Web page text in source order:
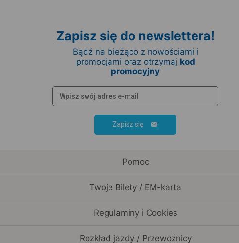
Zapisz się do newslettera!
Bądź na bieżąco z nowościami i
promocjami oraz otrzymaj kod
promocyjny
Zapisz się
Pomoc
Twoje Bilety / EM-karta
Regulaminy i Cookies
Rozkład jazdy / Przewoźnicy